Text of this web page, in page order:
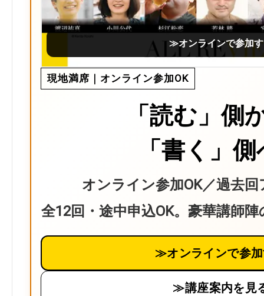
≫オンラインで参加
現地満席｜オンライン参加OK
「読む」側
「書く」
オンライン参加OK／過去
全12回・途中申込OK。豪華講師
≫オンラインで参
≫講座案内を見